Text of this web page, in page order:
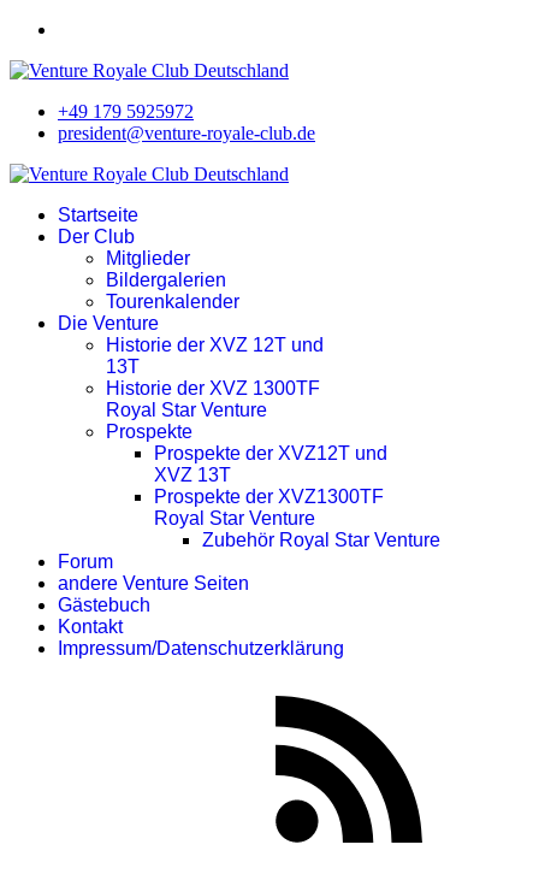
+49 179 5925972
president@venture-royale-club.de
Startseite
Der Club
Mitglieder
Bildergalerien
Tourenkalender
Die Venture
Historie der XVZ 12T und
13T
Historie der XVZ 1300TF
Royal Star Venture
Prospekte
Prospekte der XVZ12T und
XVZ 13T
Prospekte der XVZ1300TF
Royal Star Venture
Zubehör Royal Star Venture
Forum
andere Venture Seiten
Gästebuch
Kontakt
Impressum/Datenschutzerklärung